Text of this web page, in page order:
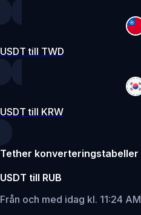
USDT till TWD
USDT till KRW
Tether konverteringstabeller
USDT till RUB
Från och med idag kl. 11:24 AM